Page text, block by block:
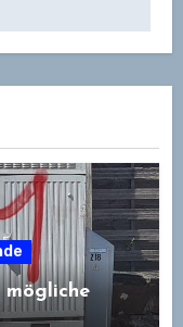
mögliche